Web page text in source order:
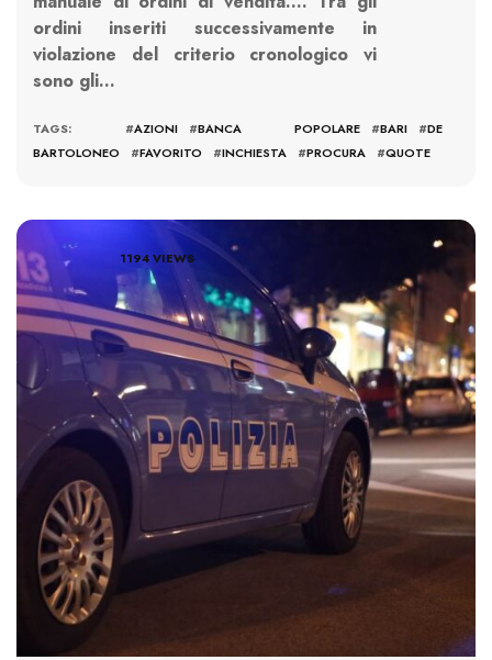
ordini inseriti successivamente in
violazione del criterio cronologico vi
sono gli…
TAGS: #AZIONI #BANCA POPOLARE #BARI #DE
BARTOLONEO
#FAVORITO #INCHIESTA #PROCURA #QUOTE
1194 VIEWS